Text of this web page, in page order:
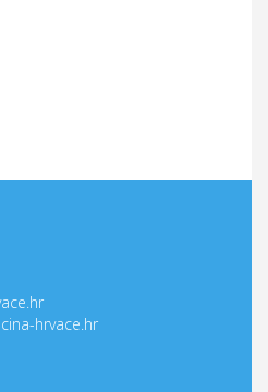
hrvace.hr